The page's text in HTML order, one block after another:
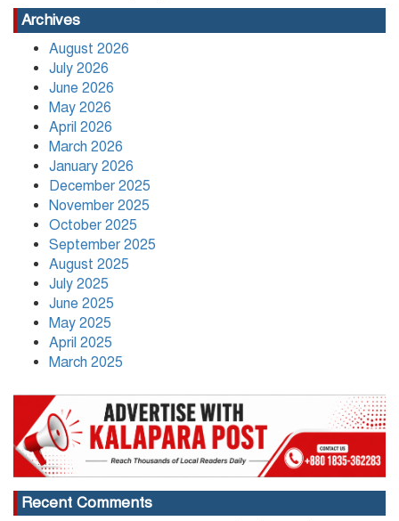
যে তিন শর্তে লাইসেন্স ফিরে পেল আদ্-দ্বীন
Archives
August 2026
July 2026
June 2026
May 2026
April 2026
March 2026
January 2026
December 2025
November 2025
October 2025
September 2025
August 2025
July 2025
June 2025
May 2025
April 2025
March 2025
Recent Comments